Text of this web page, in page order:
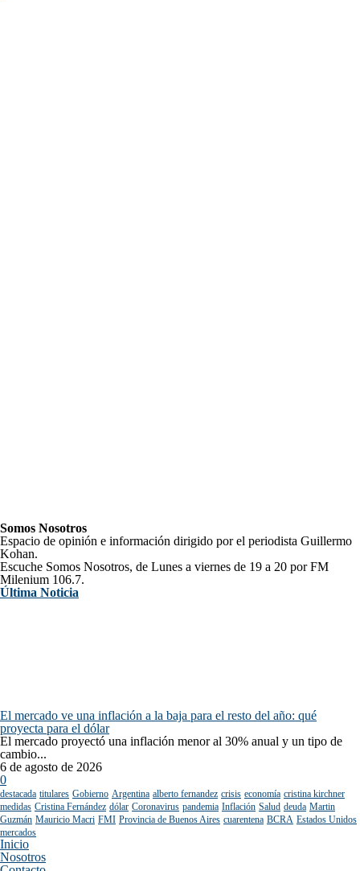
Somos Nosotros
Espacio de opinión e información dirigido por el periodista Guillermo
Kohan.
Escuche Somos Nosotros, de Lunes a viernes de 19 a 20 por FM
Milenium 106.7.
Última Noticia
El mercado ve una inflación a la baja para el resto del año: qué
proyecta para el dólar
El mercado proyectó una inflación menor al 30% anual y un tipo de
cambio...
6 de agosto de 2026
0
destacada titulares Gobierno Argentina alberto fernandez crisis economía cristina kirchner
medidas Cristina Fernández dólar Coronavirus pandemia Inflación Salud deuda Martin
Guzmán Mauricio Macri FMI Provincia de Buenos Aires cuarentena BCRA Estados Unidos
mercados
Inicio
Nosotros